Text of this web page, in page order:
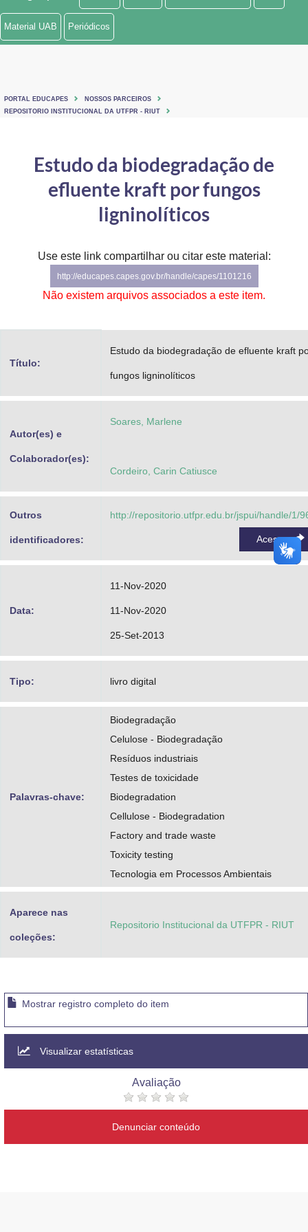
Ministério de Minas e Energia
Ministério do Turismo
Controladoria-Geral da União
Ministério da Mulher, da Família e dos Direitos Humanos
Secretaria de Governo
Gabinete de Segurança Institucional
Material UAB Periódicos
PORTAL EDUCAPES
NOSSOS PARCEIROS
REPOSITORIO INSTITUCIONAL DA UTFPR - RIUT
Estudo da biodegradação de
efluente kraft por fungos
ligninolíticos
Use este link compartilhar ou citar este material:
http://educapes.capes.gov.br/handle/capes/1101216
Não existem arquivos associados a este item.
Título:
Estudo da biodegradação de efluente kraft
fungos ligninolíticos
Autor(es) e
Colaborador(es):
Soares, Marlene
Cordeiro, Carin Catiusce
Outros
identificadores:
http://repositorio.utfpr.edu.br/jspui/handle/1/
Acessar
Data:
11-Nov-2020
11-Nov-2020
25-Set-2013
Tipo: livro digital
Palavras-chave:
Biodegradação
Celulose - Biodegradação
Resíduos industriais
Testes de toxicidade
Biodegradation
Cellulose - Biodegradation
Factory and trade waste
Toxicity testing
Tecnologia em Processos Ambientais
Aparece nas
coleções:
Repositorio Institucional da UTFPR - RIUT
Mostrar registro completo do item
Visualizar estatísticas
Avaliação
Denunciar conteúdo